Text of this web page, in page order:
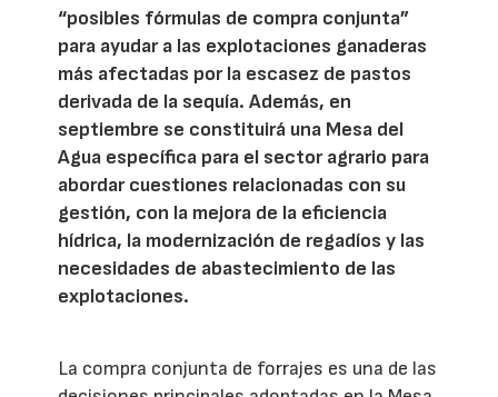
“posibles fórmulas de compra conjunta”
para ayudar a las explotaciones ganaderas
más afectadas por la escasez de pastos
derivada de la sequía. Además, en
septiembre se constituirá una Mesa del
Agua específica para el sector agrario para
abordar cuestiones relacionadas con su
gestión, con la mejora de la eficiencia
hídrica, la modernización de regadíos y las
necesidades de abastecimiento de las
explotaciones.
La compra conjunta de forrajes es una de las